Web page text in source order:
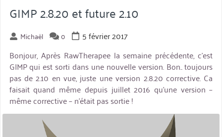
j’utilise
en
photo
(Windows) »
GIMP 2.8.20 et future 2.10
Michaël 0
5 février 2017
Bonjour, Après RawTherapee la semaine précédente, c’est
GIMP qui est sorti dans une nouvelle version. Bon.. toujours
pas de 2.10 en vue, juste une version 2.8.20 corrective. Ca
faisait quand même depuis juillet 2016 qu’une version –
même corrective – n’était pas sortie !